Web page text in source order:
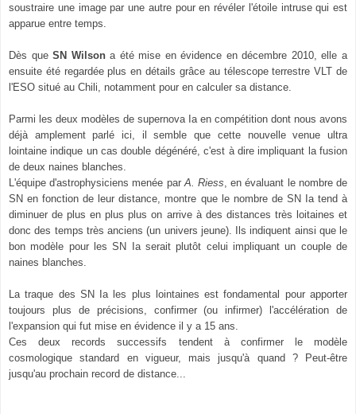
soustraire une image par une autre pour en révéler l'étoile intrusequi est
apparue entre temps.
Dès queSN Wilsona été mise en évidence en décembre 2010, elle a
ensuite été regardée plus en détails grâce au télescope terrestre VLT de
l'ESO situé au Chili,
notamment pour en calculer sa distance.
Parmi les deux modèles de supernova Ia en compétition dont nous avons
déjà amplement parlé ici, il semble que cette nouvelle venue ultra
lointaine indique un cas double dégénéré, c'est à dire impliquant la fusion
de deux naines blanches.
L'équipe d'astrophysiciens menée par A. Riess , en évaluant le nombre de
SN en fonction de leur distance, montre que le nombre de SN Ia tend à
diminuer de plus en plus plus on arrive à des distances très loitaines et
donc des temps très anciens (un univers jeune). Ils indiquent ainsi que le
bon modèle pour les SN Ia serait plutôt celui impliquant un couple de
naines blanches.
La traque des SN Ia les plus lointaines est fondamental pour apporter
toujours plus de précisions, confirmer (ou infirmer) l'accélération de
l'expansion qui fut mise en évidence il y a 15 ans.
Ces deux records successifs tendent à confirmer le modèle
cosmologique standard en vigueur, mais jusqu'à quand ? Peut-être
jusqu'au prochain record de distance...